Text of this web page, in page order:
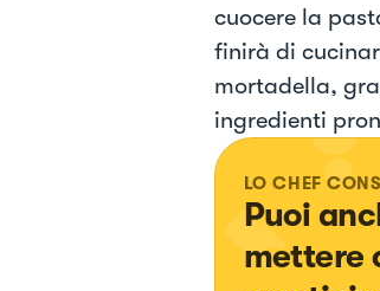
cuocere la
finirà di
mortadella,
ingredienti
LO CHEF
Puoi
mettere